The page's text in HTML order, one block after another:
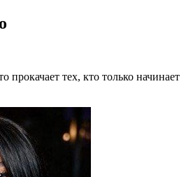
прокачает тех, кто только начинает